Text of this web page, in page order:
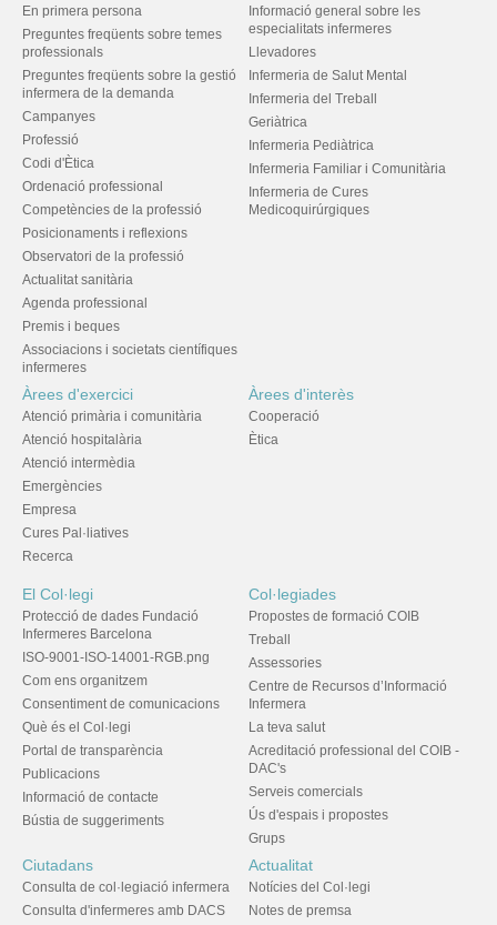
En primera persona
Preguntes freqüents sobre temes
professionals
Preguntes freqüents sobre la gestió
infermera de la demanda
Campanyes
Professió
Codi d'Ètica
Ordenació professional
Competències de la professió
Posicionaments i reflexions
Observatori de la professió
Actualitat sanitària
Agenda professional
Premis i beques
Associacions i societats científiques
infermeres
Informació general sobre les
especialitats infermeres
Llevadores
Infermeria de Salut Mental
Infermeria del Treball
Geriàtrica
Infermeria Pediàtrica
Infermeria Familiar i Comunitària
Infermeria de Cures
Medicoquirúrgiques
Àrees d'exercici
Atenció primària i comunitària
Atenció hospitalària
Atenció intermèdia
Emergències
Empresa
Cures Pal·liatives
Recerca
Àrees d'interès
Cooperació
Ètica
El Col·legi
Protecció de dades Fundació
Infermeres Barcelona
ISO-9001-ISO-14001-RGB.png
Com ens organitzem
Consentiment de comunicacions
Què és el Col·legi
Portal de transparència
Publicacions
Informació de contacte
Bústia de suggeriments
Col·legiades
Propostes de formació COIB
Treball
Assessories
Centre de Recursos d’Informació
Infermera
La teva salut
Acreditació professional del COIB -
DAC's
Serveis comercials
Ús d'espais i propostes
Grups
Ciutadans
Consulta de col·legiació infermera
Consulta d'infermeres amb DACS
Actualitat
Notícies del Col·legi
Notes de premsa